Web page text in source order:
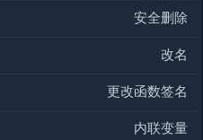
安全删除
改名
更改函数签名
内联变量